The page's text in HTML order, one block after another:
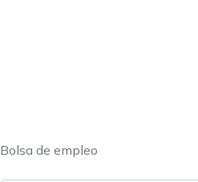
Bolsa de empleo